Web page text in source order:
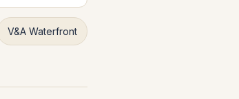
V&A Waterfront